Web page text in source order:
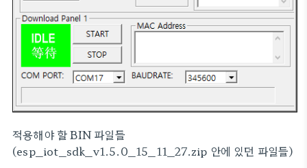
적용해야 할 BIN 파일들
(esp_iot_sdk_v1.5.0_15_11_27.zip 안에 있던 파일들)